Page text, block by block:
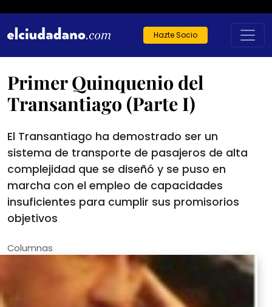
Hazte Socio
Primer Quinquenio del
Transantiago (Parte I)
El Transantiago ha demostrado ser un
sistema de transporte de pasajeros de alta
complejidad que se diseñó y se puso en
marcha con el empleo de capacidades
insuficientes para cumplir sus promisorios
objetivos
Columnas